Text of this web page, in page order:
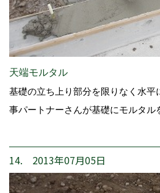
天端モルタル
基礎の立ち上り部分を限りなく水平
事パートナーさんが基礎にモルタル
14. 2013年07月05日